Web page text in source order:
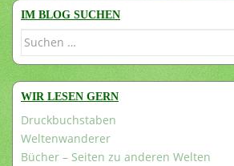
IM BLOG SUCHEN
Suchen
WIR LESEN GERN
Druckbuchstaben
Weltenwanderer
Bücher – Seiten zu anderen Welten